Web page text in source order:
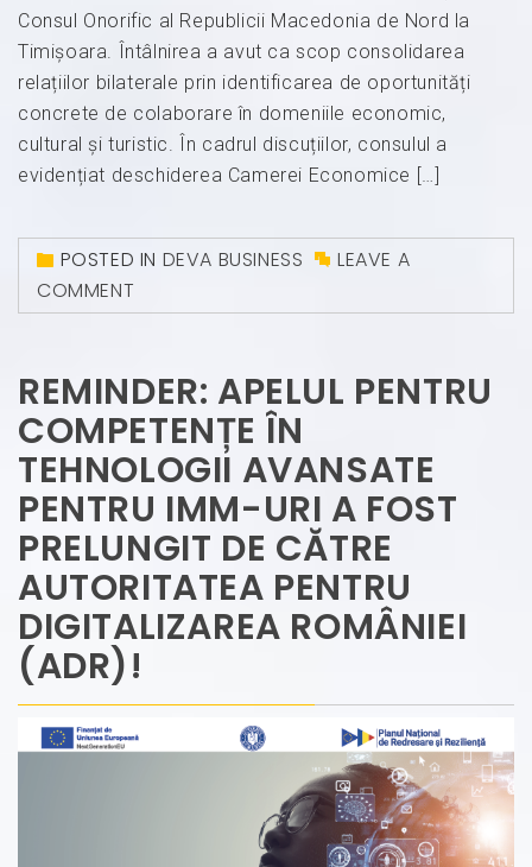
Consul Onorific al Republicii Macedonia de Nord la
Timișoara. Întâlnirea a avut ca scop consolidarea
relațiilor bilaterale prin identificarea de oportunități
concrete de colaborare în domeniile economic,
cultural și turistic. În cadrul discuțiilor, consulul a
evidențiat deschiderea Camerei Economice […]
POSTED IN DEVA BUSINESS
LEAVE A
COMMENT
REMINDER: APELUL PENTRU
COMPETENȚE ÎN
TEHNOLOGII AVANSATE
PENTRU IMM-URI A FOST
PRELUNGIT DE CĂTRE
AUTORITATEA PENTRU
DIGITALIZAREA ROMÂNIEI
(ADR)!